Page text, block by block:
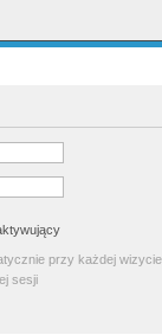
przy każdej wizycie
sesji